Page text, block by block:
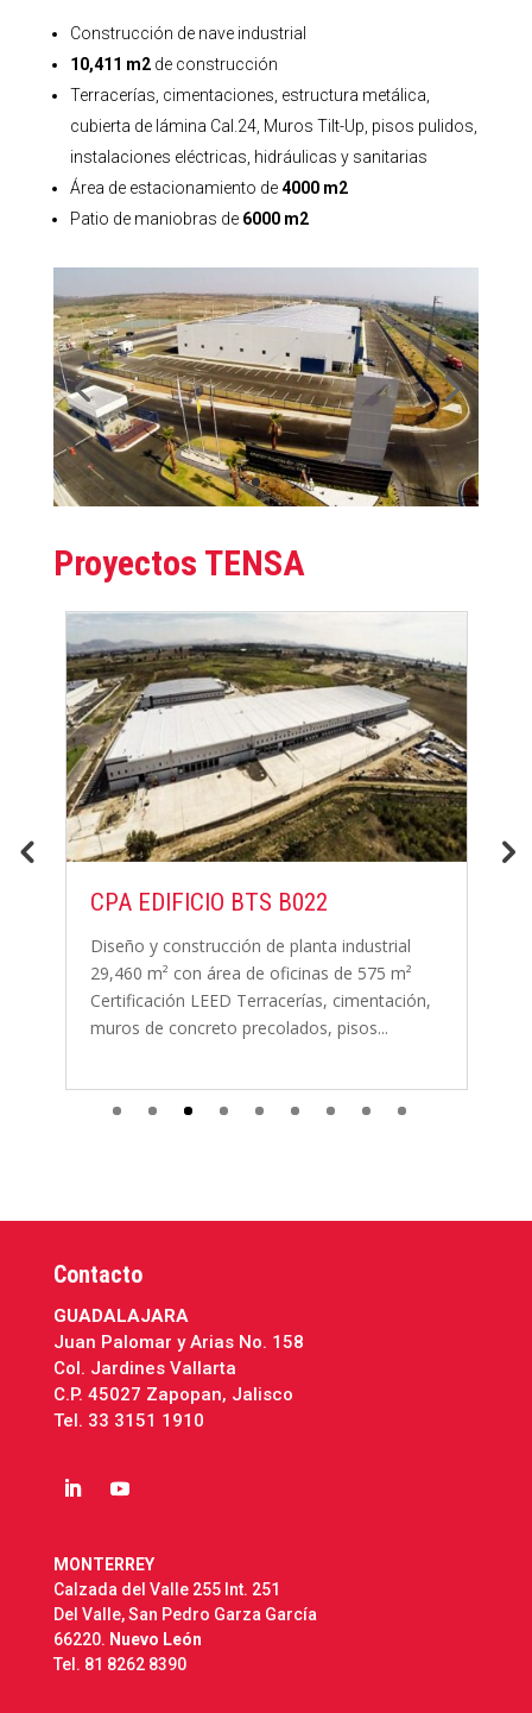
Construcción de nave industrial
10,411 m2de construcción
Terracerías, cimentaciones, estructura metálica,
cubierta de lámina Cal.24, Muros Tilt-Up, pisos pulidos,
instalaciones eléctricas, hidráulicas y sanitarias
Área de estacionamiento de4000 m2
Patio de maniobras de 6000 m2
Proyectos TENSA
CPA EDIFICIO BTS B022
Diseño y construcción de planta industrial
29,460 m² con área de oficinas de 575 m²
Certificación LEED Terracerías, cimentación,
muros de concreto precolados, pisos...
Contacto
GUADALAJARA
Juan Palomar y Arias No. 158
Col. Jardines Vallarta
C.P. 45027 Zapopan, Jalisco
Tel. 33 3151 1910
MONTERREY
Calzada del Valle 255 Int. 251
Del Valle, San Pedro Garza García
66220. Nuevo León
Tel. 81 8262 8390